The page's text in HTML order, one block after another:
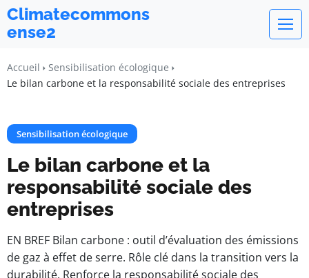
Climatecommons
ense2
Accueil
Sensibilisation écologique
Le bilan carbone et la responsabilité sociale des entreprises
Sensibilisation écologique
Le bilan carbone et la
responsabilité sociale des
entreprises
EN BREF Bilan carbone : outil d’évaluation des émissions
de gaz à effet de serre. Rôle clé dans la transition vers la
durabilité. Renforce la responsabilité sociale des